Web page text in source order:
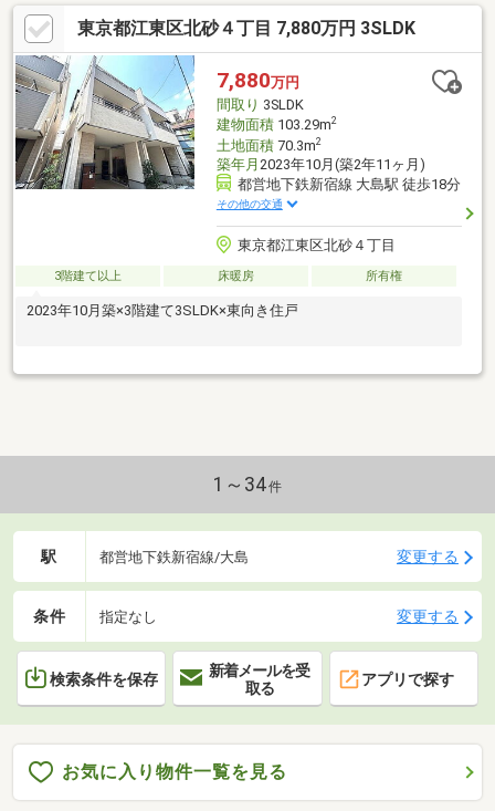
東京都江東区北砂４丁目 7,880万円 3SLDK
7,880万円
間取り 3SLDK
建物面積103.29m2
土地面積70.3m2
築年月 2023年10月(築2年11ヶ月)
都営地下鉄新宿線 大島駅 徒歩18分
その他の交通
東京都江東区北砂４丁目
3階建て以上 床暖房 所有権
2023年10月築×3階建て3SLDK×東向き住戸
1～34件
駅 都営地下鉄新宿線/大島 変更する
条件 指定なし 変更する
検索条件を保存
新着メールを受
取る
アプリで探す
お気に入り物件一覧を見る